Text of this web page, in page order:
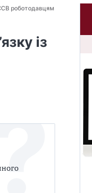
роботодавцям
із